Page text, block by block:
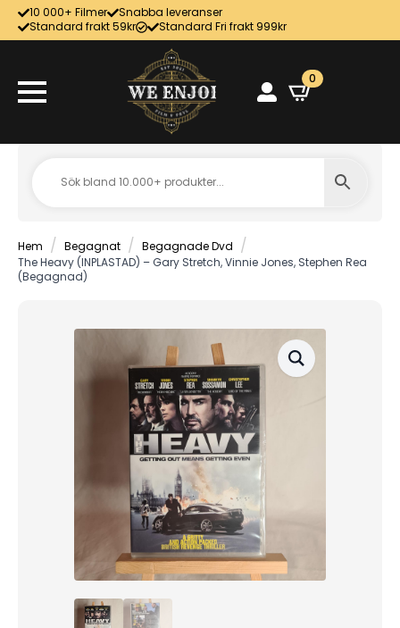
10 000+ Filmer
Snabba leveranser
Standard frakt 59kr
Standard Fri frakt 999kr
0
Hem Begagnat
Begagnade Dvd
The Heavy (INPLASTAD) – Gary Stretch, Vinnie Jones, Stephen Rea
(Begagnad)